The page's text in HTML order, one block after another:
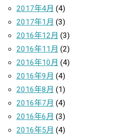
2017年4月 (4)
2017年1月 (3)
2016年12月 (3)
2016年11月 (2)
2016年10月 (4)
2016年9月 (4)
2016年8月 (1)
2016年7月 (4)
2016年6月 (3)
2016年5月 (4)